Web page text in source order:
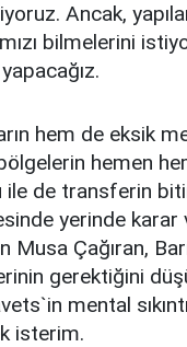
Ancak,
bilmelerini
hem de eksik
hemen
de transferin
yerinde karar
Çağıran,
gerektiğini
mental
isterim.